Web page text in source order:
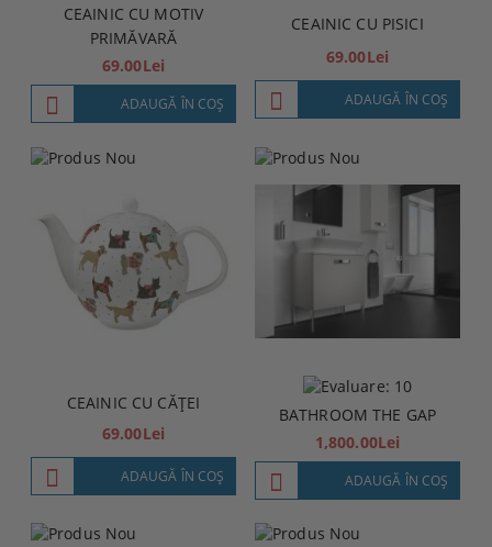
CEAINIC CU MOTIV
PRIMĂVARĂ
69.00Lei
ADAUGĂ ÎN COŞ
CEAINIC CU PISICI
69.00Lei
ADAUGĂ ÎN COŞ
CEAINIC CU CĂȚEI
69.00Lei
ADAUGĂ ÎN COŞ
BATHROOM THE GAP
1,800.00Lei
ADAUGĂ ÎN COŞ